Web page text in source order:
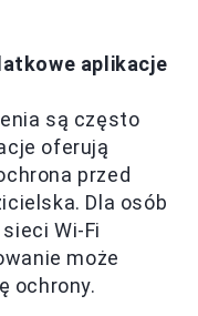
aplikacje
są często
oferują
przed
Dla osób
Wi-Fi
może
ochrony.